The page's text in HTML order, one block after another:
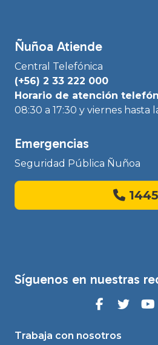
Ñuñoa Atiende
Central Telefónica
(+56) 2 33 222 000
Horario de atención
08:30 a 17:30 y viernes hasta
Emergencias
Seguridad Pública Ñuñoa
1445
Síguenos en nuestras
Trabaja con nosotros